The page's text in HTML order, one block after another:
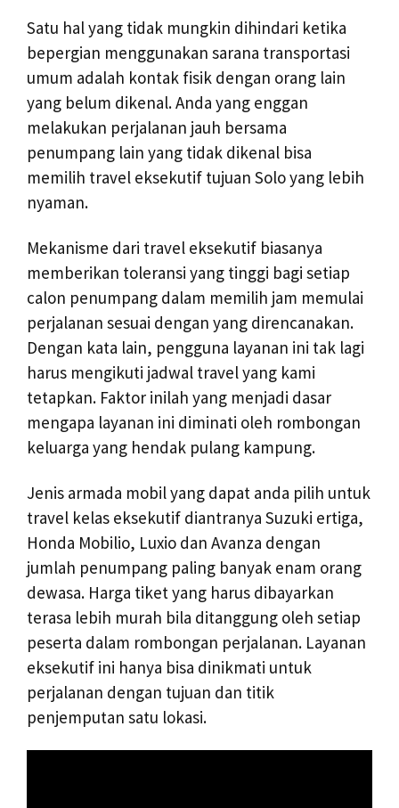
Satu hal yang tidak mungkin dihindari ketika
bepergian menggunakan sarana transportasi
umum adalah kontak fisik dengan orang lain
yang belum dikenal. Anda yang enggan
melakukan perjalanan jauh bersama
penumpang lain yang tidak dikenal bisa
memilih travel eksekutif tujuan Solo yang lebih
nyaman.
Mekanisme dari travel eksekutif biasanya
memberikan toleransi yang tinggi bagi setiap
calon penumpang dalam memilih jam memulai
perjalanan sesuai dengan yang direncanakan.
Dengan kata lain, pengguna layanan ini tak lagi
harus mengikuti jadwal travel yang kami
tetapkan. Faktor inilah yang menjadi dasar
mengapa layanan ini diminati oleh rombongan
keluarga yang hendak pulang kampung.
Jenis armada mobil yang dapat anda pilih untuk
travel kelas eksekutif diantranya Suzuki ertiga,
Honda Mobilio, Luxio dan Avanza dengan
jumlah penumpang paling banyak enam orang
dewasa. Harga tiket yang harus dibayarkan
terasa lebih murah bila ditanggung oleh setiap
peserta dalam rombongan perjalanan. Layanan
eksekutif ini hanya bisa dinikmati untuk
perjalanan dengan tujuan dan titik
penjemputan satu lokasi.